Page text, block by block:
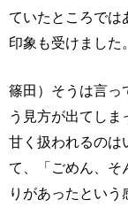
ていたところでは
印象も受けました。
篠田）そうは言っ
う見方が出てし
甘く扱われるのは
て、「ごめん、そ
りがあったという